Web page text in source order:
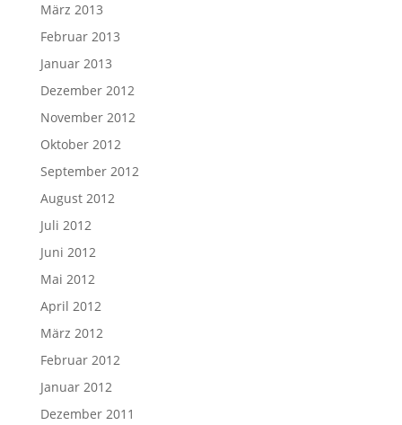
März 2013
Februar 2013
Januar 2013
Dezember 2012
November 2012
Oktober 2012
September 2012
August 2012
Juli 2012
Juni 2012
Mai 2012
April 2012
März 2012
Februar 2012
Januar 2012
Dezember 2011